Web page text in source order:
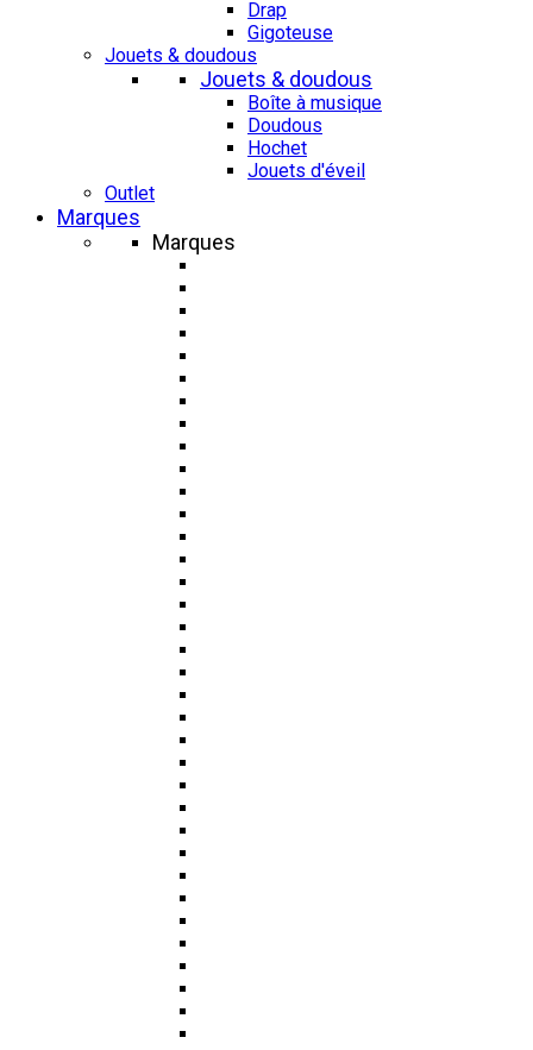
Drap
Gigoteuse
Jouets & doudous
Jouets & doudous
Boîte à musique
Doudous
Hochet
Jouets d'éveil
Outlet
Marques
Marques